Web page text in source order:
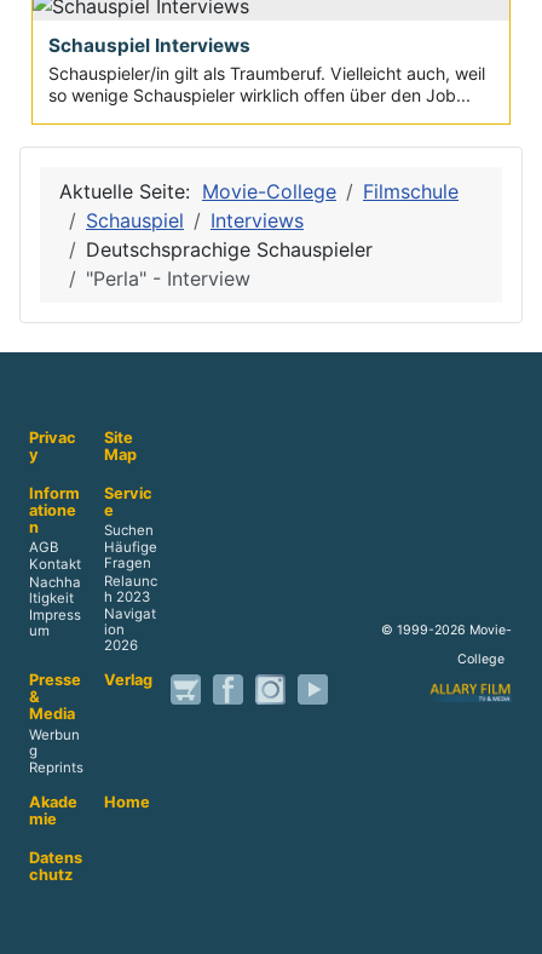
Schauspiel Interviews
Schauspieler/in gilt als Traumberuf. Vielleicht auch, weil
so wenige Schauspieler wirklich offen über den Job...
Aktuelle Seite: Movie-College
Filmschule
Schauspiel
Interviews
Deutschsprachige Schauspieler
"Perla" - Interview
Privac
y
Site
Map
Inform
atione
n
AGB
Kontakt
Nachha
ltigkeit
Impress
um
Servic
e
Suchen
Häufige
Fragen
Relaunc
h 2023
Navigat
ion
2026
Presse
&
Media
Werbun
g
Reprints
Verlag
Akade
mie
Home
Datens
chutz
© 1999-2026 Movie-
College